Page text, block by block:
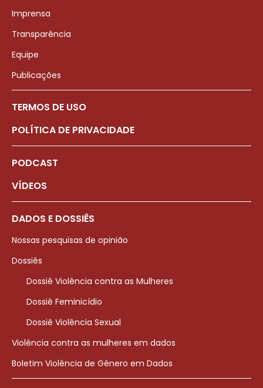
Imprensa
Transparência
Equipe
Publicações
TERMOS DE USO
POLÍTICA DE PRIVACIDADE
PODCAST
VÍDEOS
DADOS E DOSSIÊS
Nossas pesquisas de opinião
Dossiês
Dossiê Violência contra as Mulheres
Dossiê Feminicídio
Dossiê Violência Sexual
Violência contra as mulheres em dados
Boletim Violência de Gênero em Dados